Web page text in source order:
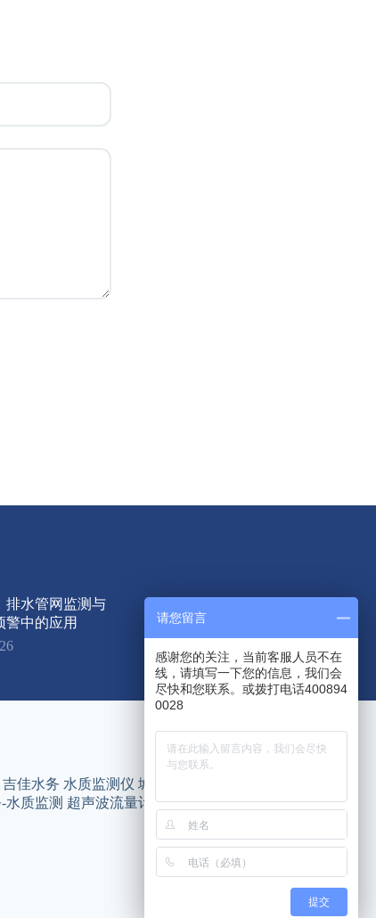
排水管网监测与
警中的应用
友情链接
吉佳水务 水质监测仪 城市生命线
水质监测 超声波流量计 智慧水务平台 智慧水务管
理平台 JijiaWater
请您留言
感谢您的关注，当前客服人员不在
线，请填写一下您的信息，我们会
尽快和您联系。或拨打电话400894
0028
提交